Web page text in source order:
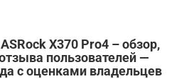
X370 Pro4 – обзор,
пользователей —
с оценками владельцев